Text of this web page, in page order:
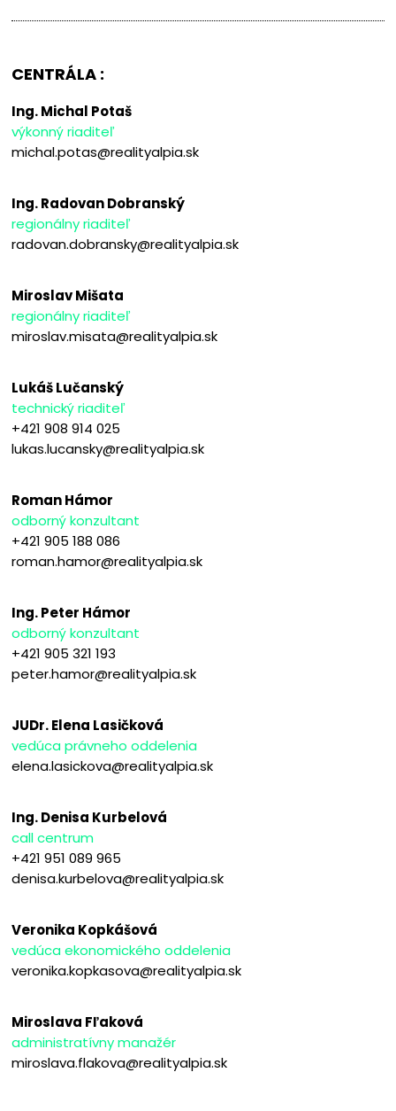
CENTRÁLA :
Ing. Michal Potaš
výkonný riaditeľ
michal.potas@realityalpia.sk
Ing. Radovan Dobranský
regionálny riaditeľ
radovan.dobransky@realityalpia.sk
Miroslav Mišata
regionálny riaditeľ
miroslav.misata@realityalpia.sk
Lukáš Lučanský
technický riaditeľ
+421 908 914 025
lukas.lucansky@realityalpia.sk
Roman Hámor
odborný konzultant
+421 905 188 086
roman.hamor@realityalpia.sk
Ing. Peter Hámor
odborný konzultant
+421 905 321 193
peter.hamor@realityalpia.sk
JUDr. Elena Lasičková
vedúca právneho oddelenia
elena.lasickova@realityalpia.sk
Ing. Denisa Kurbelová
call centrum
+421 951 089 965
denisa.kurbelova@realityalpia.sk
Veronika Kopkášová
vedúca ekonomického oddelenia
veronika.kopkasova@realityalpia.sk
Miroslava Fľaková
administratívny manažér
miroslava.flakova@realityalpia.sk